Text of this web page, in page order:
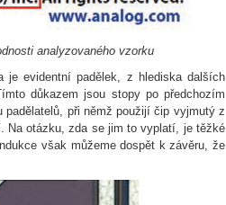
analyzovaného vzorku
evidentní padělek, z hlediska dalších
důkazem jsou stopy po předchozím
padělatelů, při němž použijí čip vyjmutý z
Na otázku, zda se jim to vyplatí, je těžké
však můžeme dospět k závěru, že